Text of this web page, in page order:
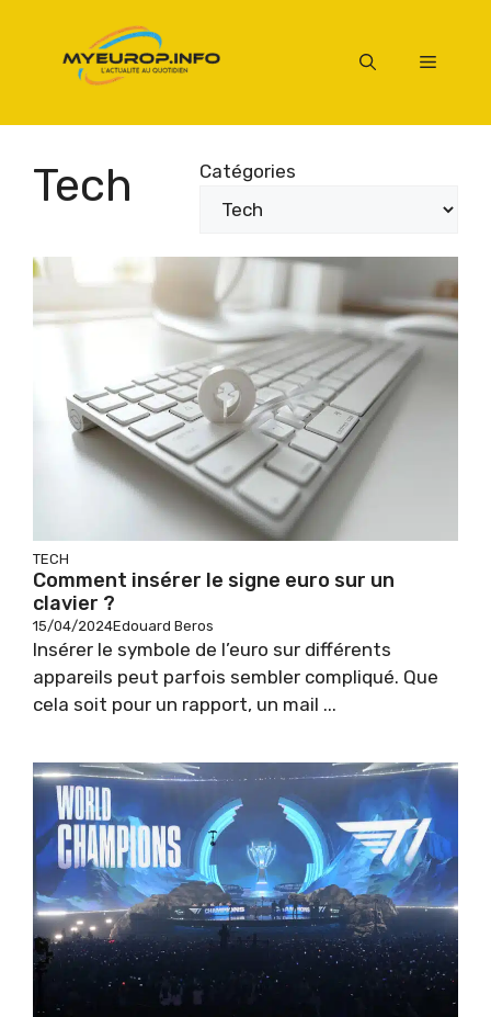
contenu
Menu
Tech Catégories
TECH
Comment insérer le signe euro sur un
clavier ?
15/04/2024Edouard Beros
Insérer le symbole de l’euro sur différents
appareils peut parfois sembler compliqué. Que
cela soit pour un rapport, un mail ...